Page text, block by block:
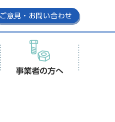
ご意見・お問い合わせ
事業者の方へ